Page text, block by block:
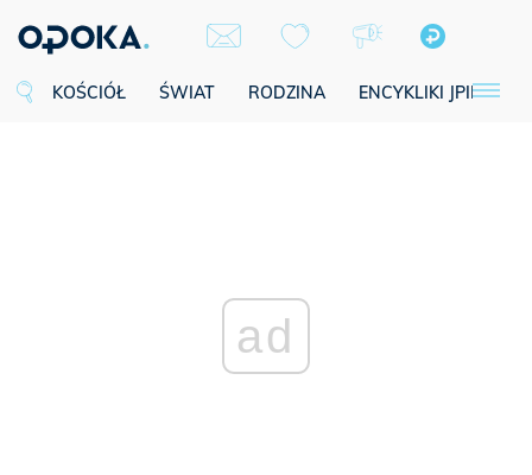
KOŚCIÓŁ ŚWIAT RODZINA ENCYKLIKI JPII
ad